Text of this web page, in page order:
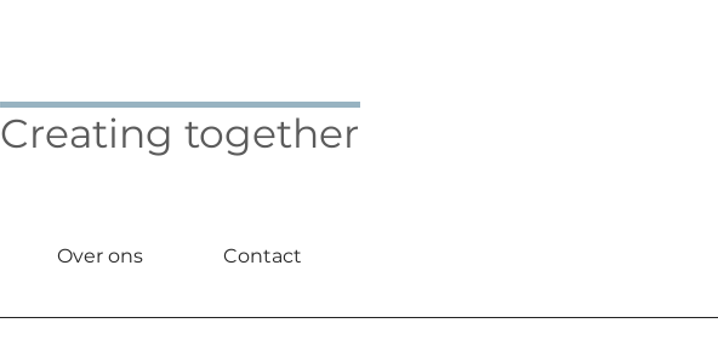
Creating together
Over ons Contact